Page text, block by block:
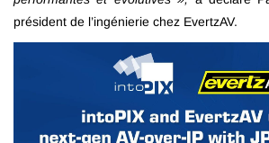
président de l’ingénierie chez EvertzAV.